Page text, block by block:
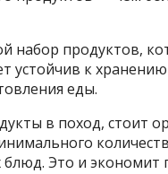
набор продуктов,
устойчив к
еды.
в поход, стоит
Это и экономит